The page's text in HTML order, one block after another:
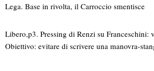
Lega. Base in rivolta, il Carroccio smentisce
Libero,p3. Pressing di Renzi su Franceschini:
Obiettivo: evitare di scrivere una manovra-